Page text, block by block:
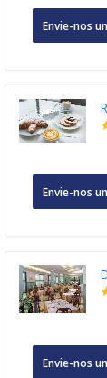
Envie-nos
Envie-nos
Envie-nos